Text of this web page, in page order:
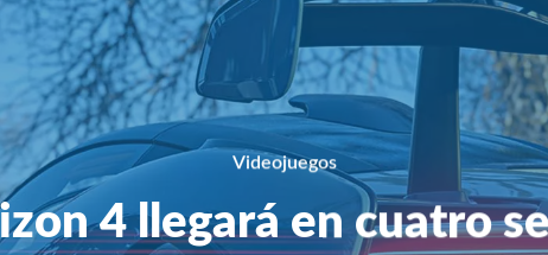
Videojuegos
4 llegará en cuatro